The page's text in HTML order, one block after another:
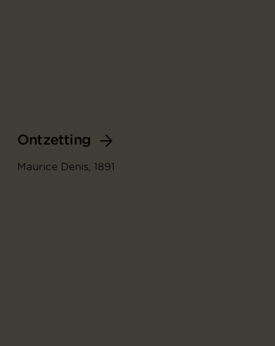
Ontzetting
Maurice Denis, 1891